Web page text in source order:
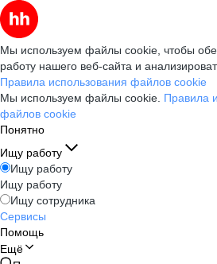
Мы используем файлы cookie, чтобы
работу нашего веб-сайта и
Правила использования файлов cookie
Мы используем файлы cookie. Правила
файлов cookie
Понятно
Ищу работу
Ищу работу
Ищу работу
Ищу сотрудника
Сервисы
Помощь
Ещё